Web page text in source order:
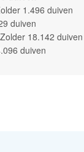
1.496 duiven
duiven
18.142 duiven
duiven